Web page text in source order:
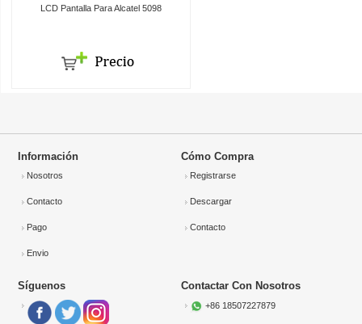
LCD Pantalla Para Alcatel 5098
Información
Nosotros
Contacto
Pago
Envio
Cómo Compra
Registrarse
Descargar
Contacto
Síguenos Contactar Con Nosotros
+86 18507227879